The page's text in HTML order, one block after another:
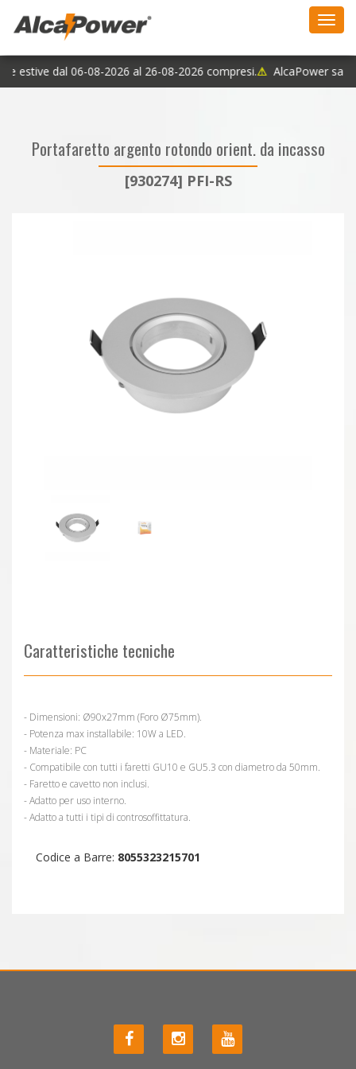
estive dal 06-08-2026 al 26-08-2026 compresi.⚠AlcaPower sarà
Portafaretto argento rotondo orient. da incasso
[930274] PFI-RS
Caratteristiche tecniche
- Dimensioni: Ø90x27mm (Foro Ø75mm).
- Potenza max installabile: 10W a LED.
- Materiale: PC
- Compatibile con tutti i faretti GU10 e GU5.3 con diametro da 50mm.
- Faretto e cavetto non inclusi.
- Adatto per uso interno.
- Adatto a tutti i tipi di controsoffittatura.
Codice a Barre: 8055323215701